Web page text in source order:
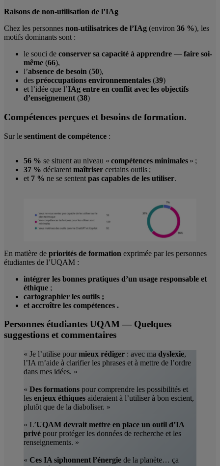
Raisons de non-utilisation de l’IAg
Chez les personnes non-utilisatrices de l’IAg (environ 36 %), les
motifs dominants sont :
le souci de conserver sa capacité à apprendre — faire soi-
même (66),
l’absence de besoin (50),
des préoccupations environnementales (39)
et l’idée que l’IAg entre en conflit avec les objectifs
d’enseignement (38)
Compétences perçues et besoins de formation.
Sur le sentiment de compétence :
56 % se situent au niveau « compétences minimales » ;
37 % déclarent maîtriser certains outils ;
et 7 % ne se sentent pas capables de les utiliser.
En matière de priorités de formation exprimée par les personnes
étudiantes de l’UQAM :
intégrer les bonnes pratiques d’un usage responsable et
éthique ;
cartographier les outils ;
et accroître les compétences .
Personnes étudiantes UQAM — Quelques
suggestions et commentaires
« Je l’utilise pour mieux rédiger : avec ma dyslexie,
l’IA m’aide à clarifier les phrases et à mettre de l’ordre
dans mes idées. »
« Des formations pour comprendre les possibilités et
les enjeux éthiques aideraient à l’utiliser à bon escient,
plutôt que de la diaboliser. »
« L’UQAM devrait mettre en place un outil d’IA
privé pour protéger les données de recherche et les
renseignements. »
« Ces IA siphonnent l’énergie de la planète… ça